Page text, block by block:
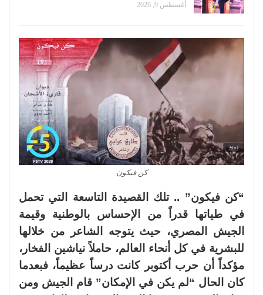
أغسطس 9, 2026
كن فيكون
“كن فيكون” .. تلك القصيدة التاسعة التي تحمل
في طياتها قدراً من الإحساس بالوطنية وقيمة
الجيش المصري، حيث يتوجه الشاعر من خلالها
للبشرية في كل أنحاء العالم، حاملاً نياشين الفخار،
مؤكداً أن حرب أكتوبر كانت درساً عظيماً، فبعدما
كان الحال “لم يكن في الإمكان” قام الجيش ومن